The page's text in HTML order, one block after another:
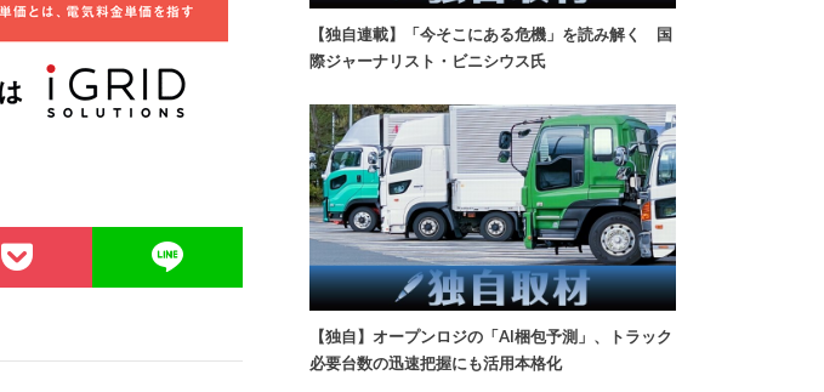
【独自連載】「今そこにある危機」を読み解く 国
際ジャーナリスト・ビニシウス氏
【独自】オープンロジの「AI梱包予測」、トラック
必要台数の迅速把握にも活用本格化